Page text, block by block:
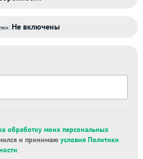
Не включены
обработку моих персональных
и принимаю условия Политики